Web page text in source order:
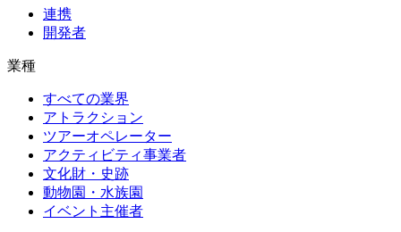
連携
開発者
業種
すべての業界
アトラクション
ツアーオペレーター
アクティビティ事業者
文化財・史跡
動物園・水族園
イベント主催者